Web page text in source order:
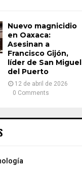
Nuevo magnicidio
en Oaxaca:
Asesinan a
Francisco Gijón,
líder de San Miguel
del Puerto
12 de abril de 2026
0 Comments